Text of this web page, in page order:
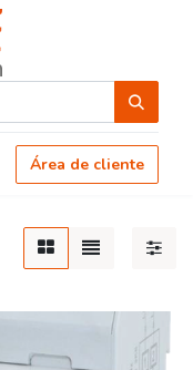
Área de cliente